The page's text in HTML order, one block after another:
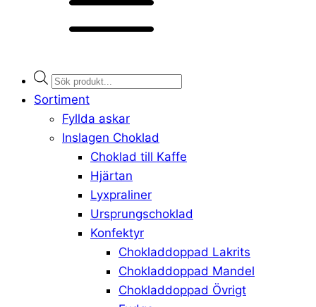
Products
search
Sortiment
Fyllda askar
Inslagen Choklad
Choklad till Kaffe
Hjärtan
Lyxpraliner
Ursprungschoklad
Konfektyr
Chokladdoppad Lakrits
Chokladdoppad Mandel
Chokladdoppad Övrigt